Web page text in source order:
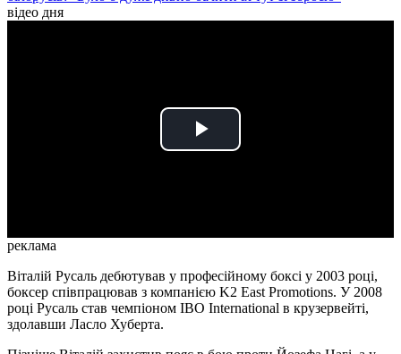
відео дня
Play
реклама
Віталій Русаль дебютував у професійному боксі у 2003 році,
боксер співпрацював з компанією K2 East Promotions. У 2008
році Русаль став чемпіоном IBO International в крузервейті,
здолавши Ласло Хуберта.